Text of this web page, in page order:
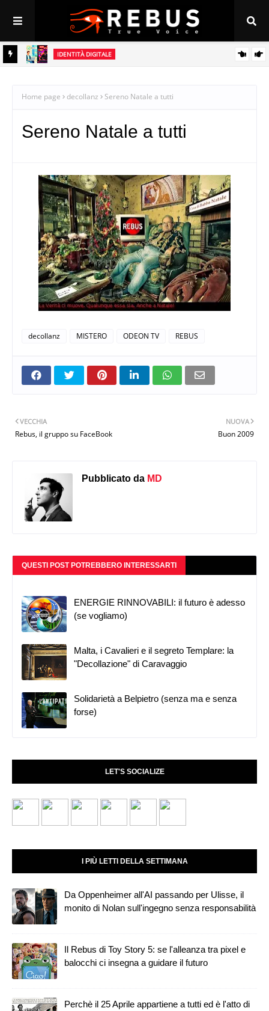
IDENTITÀ DIGITALE
Home page decollanz Sereno Natale a tutti
Sereno Natale a tutti
decollanz MISTERO ODEON TV REBUS
NUOVA
Buon 2009
VECCHIA
Rebus, il gruppo su FaceBook
Pubblicato da MD
QUESTI POST POTREBBERO INTERESSARTI
ENERGIE RINNOVABILI: il futuro è adesso
(se vogliamo)
Malta, i Cavalieri e il segreto Templare: la
"Decollazione" di Caravaggio
Solidarietà a Belpietro (senza ma e senza
forse)
LET'S SOCIALIZE
I PIÙ LETTI DELLA SETTIMANA
Da Oppenheimer all'AI passando per Ulisse, il
monito di Nolan sull'ingegno senza responsabilità
Il Rebus di Toy Story 5: se l'alleanza tra pixel e
balocchi ci insegna a guidare il futuro
Perchè il 25 Aprile appartiene a tutti ed è l'atto di